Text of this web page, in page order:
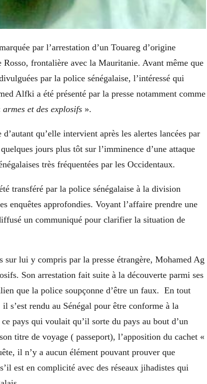
par l’arrestation d’un Touareg d’origine
Rosso, frontalière avec la Mauritanie. Avant même que
par la police sénégalaise, l’intéressé qui
Alfki a été présenté par la presse notamment comme
armes et des explosifs ».
qu’elle intervient après les alertes lancées par
jours plus tôt sur l’imminence d’une attaque
très fréquentées par les Occidentaux.
transféré par la police sénégalaise à la division
enquêtes approfondies. Voyant l’affaire prendre une
un communiqué pour clarifier la situation de
sur lui y compris par la presse étrangère, Mohamed Ag
Son arrestation fait suite à la découverte parmi ses
que la police soupçonne d’être un faux. En tout
s’est rendu au Sénégal pour être conforme à la
pays qui voulait qu’il sorte du pays au bout d’un
titre de voyage ( passeport), l’apposition du cachet «
il n’y a aucun élément pouvant prouver que
est en complicité avec des réseaux jihadistes qui